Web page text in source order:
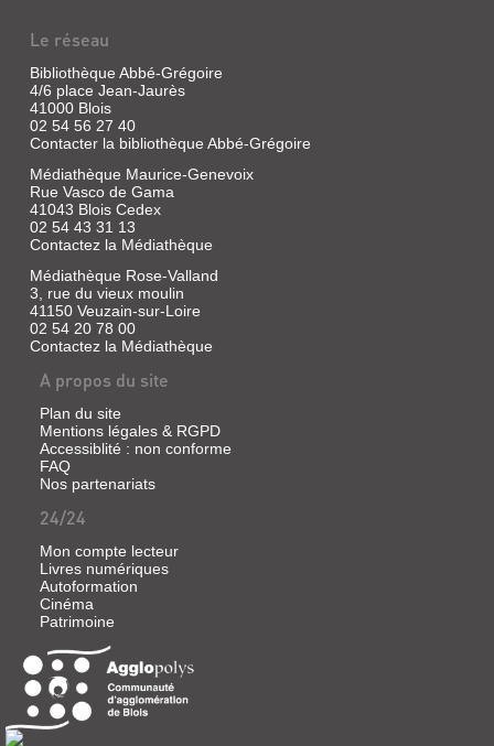
ROMAN
1998-
1999
Livre
Viel,
Tanguy
Ed.
de
1998
Des
musiciens
s'étaient
installés
ensemble
dans
une
maison,
appelée
Black
Note.
Mais
maison
n'existe
plus,
groupe
musiciens
non
plus.
De
la
Le réseau
Bibliothèque Abbé-Grégoire
4/6 place Jean-Jaurès
41000 Blois
02 54 56 27 40
Contacter la bibliothèque Abbé-Grégoire
Médiathèque Maurice-Genevoix
Rue Vasco de Gama
41043 Blois Cedex
02 54 43 31 13
Contactez la Médiathèque
Médiathèque Rose-Valland
3, rue du vieux moulin
41150 Veuzain-sur-Loire
02 54 20 78 00
Contactez la Médiathèque
A propos du site
Plan du site
Mentions légales & RGPD
Accessiblité : non conforme
FAQ
Nos partenariats
24/24
Mon compte lecteur
Livres numériques
Autoformation
Cinéma
Patrimoine